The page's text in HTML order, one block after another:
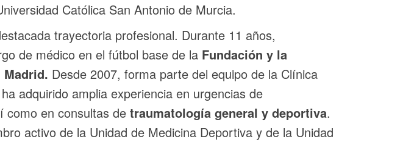
Católica San Antonio de Murcia.
trayectoria profesional. Durante 11 años,
de médico en el fútbol base de la Fundación y la
Madrid. Desde 2007, forma parte del equipo de la Clínica
adquirido amplia experiencia en urgencias de
como en consultas de traumatología general y deportiva.
activo de la Unidad de Medicina Deportiva y de la Unidad